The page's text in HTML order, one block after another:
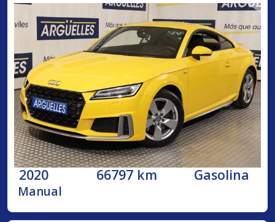
2020 66797 km Gasolina
Manual